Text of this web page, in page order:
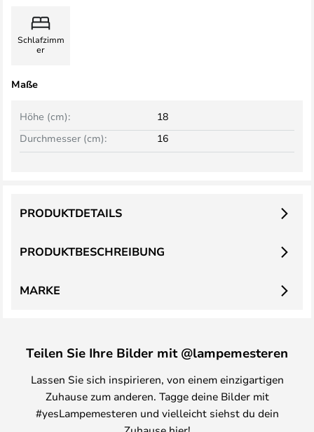
Schlafzimm
er
Maße
Höhe (cm):
18
Durchmesser (cm):
16
PRODUKTBESCHREIBUNG
PRODUKTDETAILS
MARKE
Teilen Sie Ihre Bilder mit @lampemesteren
Lassen Sie sich inspirieren, von einem einzigartigen
Zuhause zum anderen. Tagge deine Bilder mit
#yesLampemesteren und vielleicht siehst du dein